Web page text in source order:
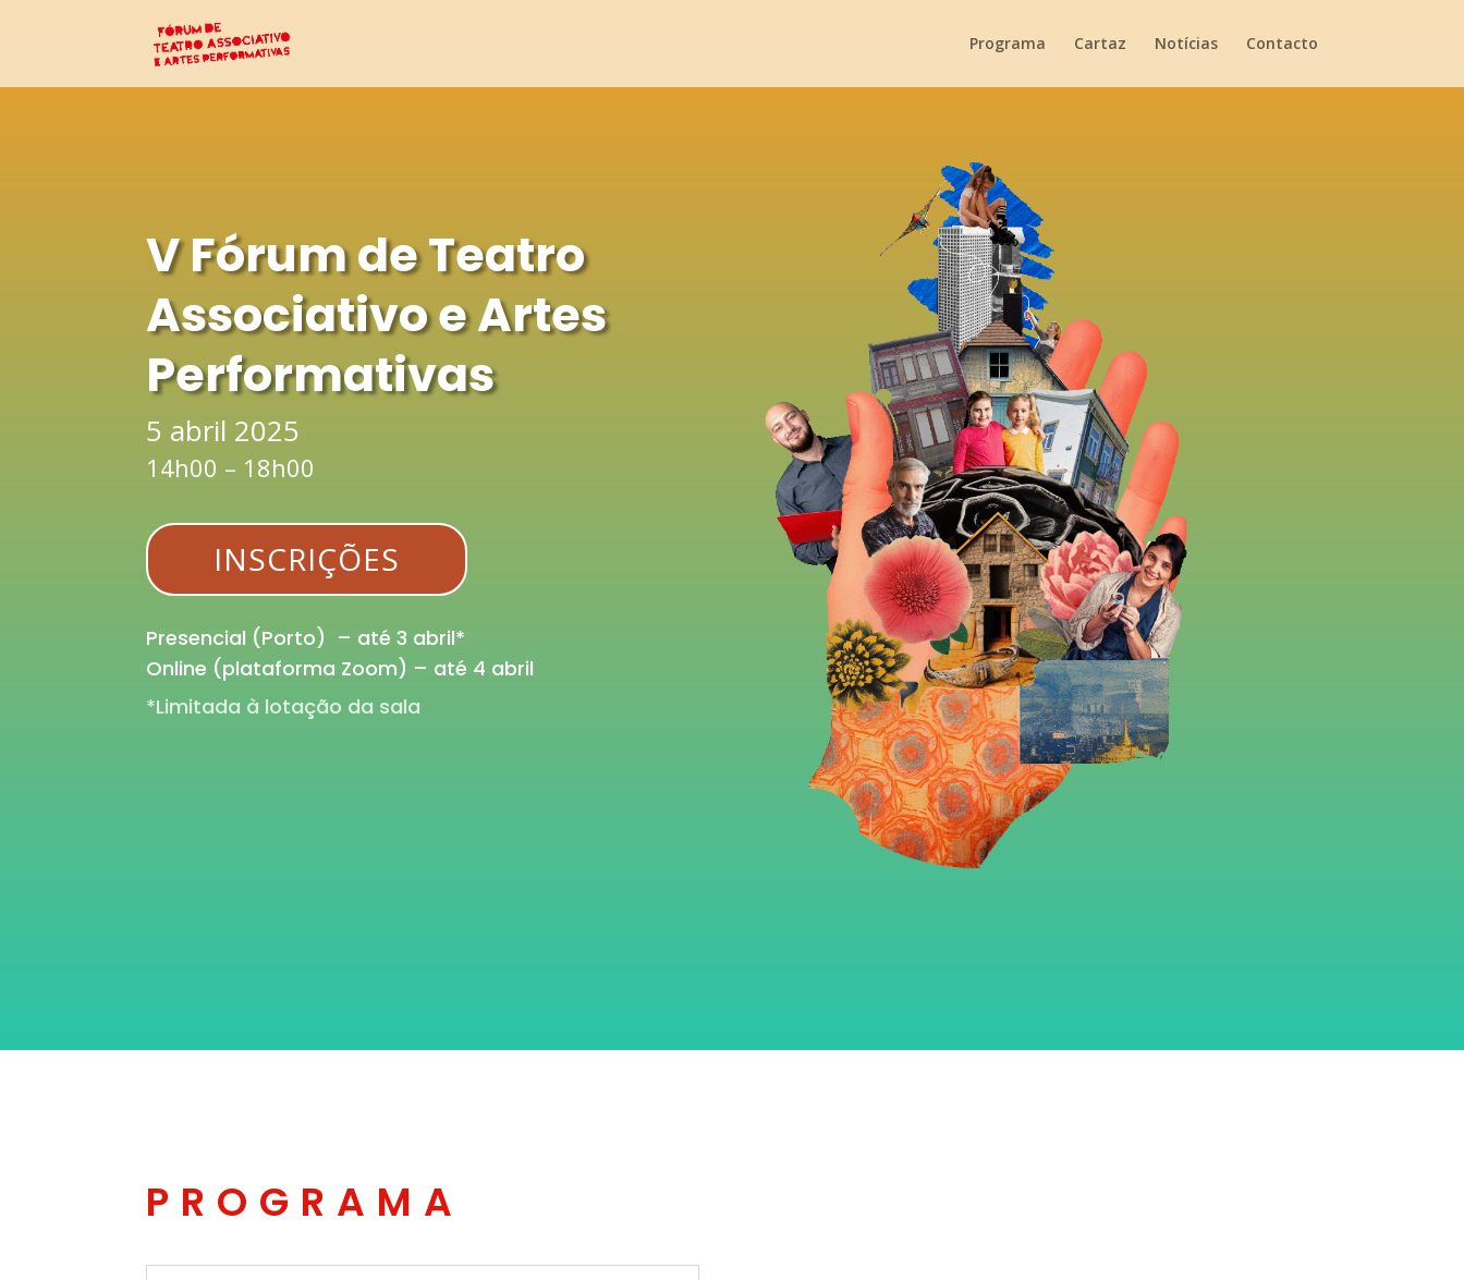
Programa Cartaz Notícias Contacto
V Fórum de Teatro
Associativo e Artes
Performativas
5 abril 2025
14h00 – 18h00
INSCRIÇÕES
Presencial (Porto) – até 3 abril*
Online (plataforma Zoom) – até 4 abril
*Limitada à lotação da sala
PROGRAMA